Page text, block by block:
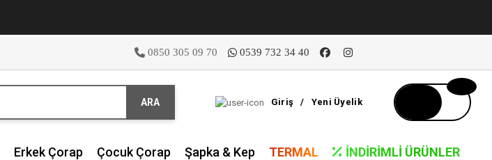
0850 305 09 70 0539 732 34 40
ARA Giriş / Yeni Üyelik
Erkek Çorap Çocuk Çorap Şapka & Kep TERMAL İNDIRIMLI ÜRÜNLER